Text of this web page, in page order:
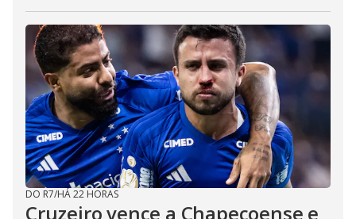
DO R7/HÁ 22 HORAS
Cruzeiro vence a Chapecoense e